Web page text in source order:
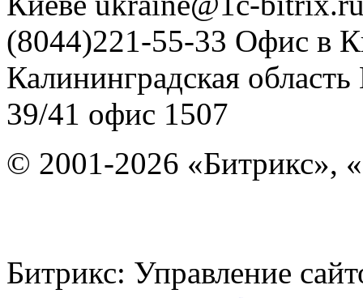
(8044)221-55-33 Офис в
Калининградская область
39/41 офис 1507
© 2001-2026 «Битрикс»,
Битрикс: Управление